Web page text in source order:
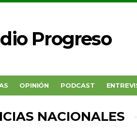
OPINIÓN PODCAST
NACIONALES